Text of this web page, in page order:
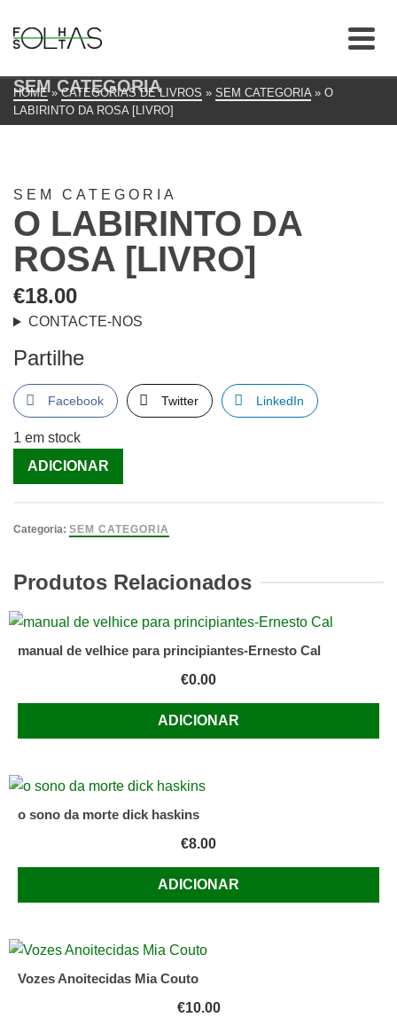
SEM CATEGORIA
HOME » CATEGORIAS DE LIVROS » SEM CATEGORIA » O
LABIRINTO DA ROSA [LIVRO]
SEM CATEGORIA
O LABIRINTO DA
ROSA [LIVRO]
€18.00
CONTACTE-NOS
Partilhe
Facebook Twitter LinkedIn
1 em stock
Quantidade
de
Labirinto
[Livro]
ADICIONAR
Categoria: SEM CATEGORIA
Produtos Relacionados
manual de velhice para principiantes-Ernesto Cal
€0.00
ADICIONAR
o sono da morte dick haskins
€8.00
ADICIONAR
Vozes Anoitecidas Mia Couto
€10.00